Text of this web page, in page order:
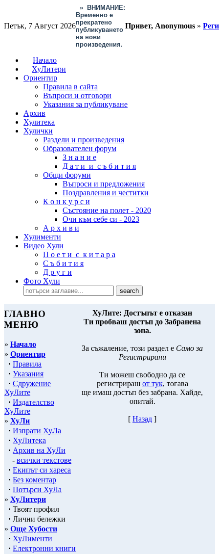
Петък, 7 Август 2026
»
ВНИМАНИЕ:
Временно е
прекратено
публикуването
на нови
произведения.
Привет, Anonymous »
Начало
ХуЛитери
Ориентир
Правила в сайта
Въпроси и отговори
Указания за публикуване
Архив
Хулитека
Хулички
Раздели и произведения
Образователен форум
З н а н и е
Д а т и и с ъ б и т и я
Общи форуми
Въпроси и предложения
Поздравления и честитки
К о н к у р с и
Състояние на полет - 2020
Очи към себе си - 2023
А р х и в и
Хулименти
Видео Хули
П о е т и с к и т а р а
С ъ б и т и я
Д р у г и
Фото Хули
ГЛАВНО
МЕНЮ
» Начало
» Ориентир
· Правила
· Указания
· Сдружение
ХуЛите
· Издателство
ХуЛите
» ХуЛи
· Изпрати ХуЛа
· ХуЛитека
· Архив на ХуЛи
- всички текстове
· Екипът си хареса
· Без коментар
· Потърси ХуЛа
» ХуЛитери
· Твоят профил
· Лични бележки
» Още Хубости
· ХуЛименти
· Електронни книги
ХуЛите: Достъпът е отказан
Ти пробваш достъп до Забранена
зона.
За съжаление, този раздел е Само за
Регистрирани
Ти можеш свободно да се
регистрираш от тук, тогава
ще имаш достъп без забрана. Хайде,
опитай.
[ Назад ]